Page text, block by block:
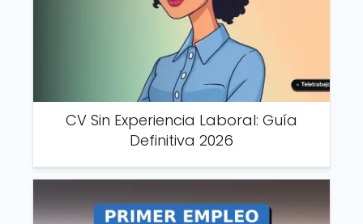
CV Sin Experiencia Laboral: Guía
Definitiva 2026